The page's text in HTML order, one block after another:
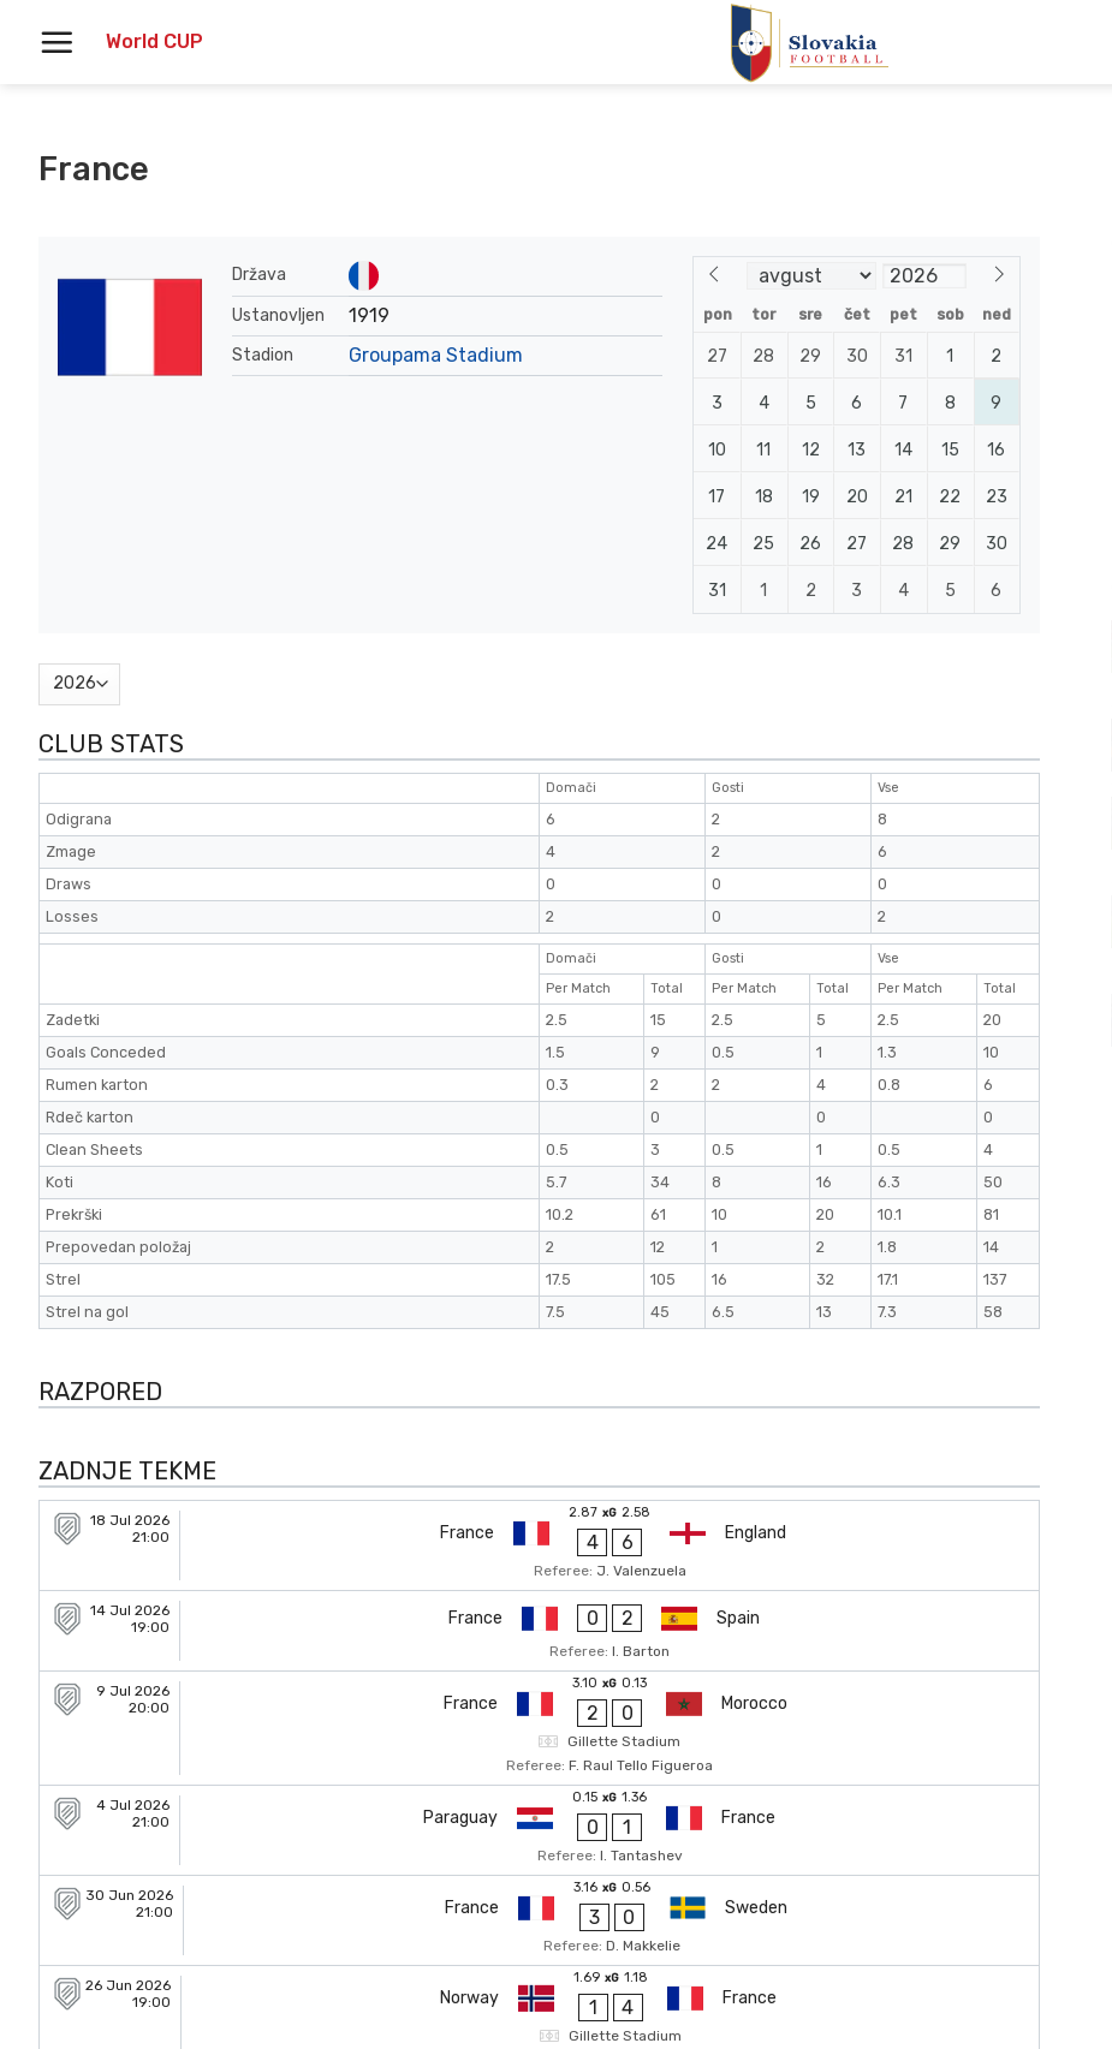
World CUP
France
Država
Ustanovljen
1919
Stadion Groupama Stadium
pon tor sre čet pet sob ned
27 28 29 30 31 1 2
3 4 5 6 7 8 9
10 11 12 13 14 15 16
17 18 19 20 21 22 23
24 25 26 27 28 29 30
31 1 2 3 4 5 6
CLUB STATS
Domači Gosti Vse
Odigrana 6 2
8
Zmage
4 2
6
Draws
0 0
0
Losses
2 0 2
Domači Gosti
Vse
Per Match
Total Per Match Total Per Match Total
Zadetki 2.5 15 2.5 5 2.5
20
Goals Conceded
1.5 9 0.5 1 1.3
10
Rumen karton
0.3 2 2 4 0.8
6
Rdeč karton
0 0
0
Clean Sheets
0.5 3 0.5 1 0.5
4
Koti
5.7 34 8 16 6.3
50
Prekrški
10.2 61 10 20 10.1
81
Prepovedan položaj
2 12 1 2 1.8
14
Strel
17.5 105 16 32 17.1
137
Strel na gol
7.5 45 6.5 13 7.3 58
RAZPORED
ZADNJE TEKME
18 Jul 2026
21:00
France
2.87 xG 2.58
4 6 England
Referee: J. Valenzuela
14 Jul 2026
19:00
France 0 2 Spain
Referee:I. Barton
9 Jul 2026
20:00
France
3.10 xG 0.13
2 0 Morocco
Gillette Stadium
Referee:F. Raul Tello Figueroa
4 Jul 2026
21:00
Paraguay
0.15 xG 1.36
0 1 France
Referee: I. Tantashev
30 Jun 2026
21:00
France
3.16 xG 0.56
3 0 Sweden
Referee: D. Makkelie
26 Jun 2026
19:00
Norway
1.69 xG 1.18
1 4 France
Gillette Stadium